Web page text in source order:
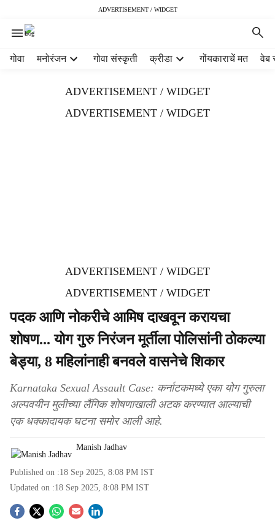
ADVERTISEMENT / WIDGET
गोवा मनोरंजन गोवा संस्कृती क्रीडा गोंयकाराचें मत वेब
ADVERTISEMENT / WIDGET
ADVERTISEMENT / WIDGET
ADVERTISEMENT / WIDGET
ADVERTISEMENT / WIDGET
पदक आणि नोकरीचे आमिष दाखवून करायचा
शोषण... योग गुरु निरंजन मूर्तीला पोलिसांनी ठोकल्या
बेड्या, 8 महिलांनाही बनवले वासनेचे शिकार
Karnataka Sexual Assault Case: कर्नाटकमध्ये एका योग गुरुला
अल्पवयीन मुलीच्या लैंगिक शोषणाखाली अटक करण्यात आल्याची
एक धक्कादायक घटना समोर आली आहे.
Manish Jadhav
Published on :18 Sep 2025, 8:08 PM IST
Updated on :18 Sep 2025, 8:08 PM IST
S